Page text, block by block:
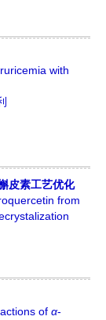
with
皮素工艺优化
from
of α-